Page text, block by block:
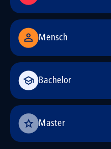
Mensch
Bachelor
Master